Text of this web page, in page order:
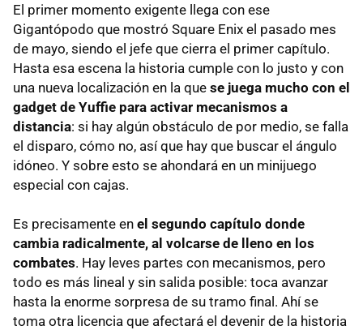
El primer momento exigente llega con ese
Gigantópodo que mostró Square Enix el pasado mes
de mayo, siendo el jefe que cierra el primer capítulo.
Hasta esa escena la historia cumple con lo justo y con
una nueva localización en la que se juega mucho con el
gadget de Yuffie para activar mecanismos a
distancia: si hay algún obstáculo de por medio, se falla
el disparo, cómo no, así que hay que buscar el ángulo
idóneo. Y sobre esto se ahondará en un minijuego
especial con cajas.
Es precisamente en el segundo capítulo donde
cambia radicalmente, al volcarse de lleno en los
combates. Hay leves partes con mecanismos, pero
todo es más lineal y sin salida posible: toca avanzar
hasta la enorme sorpresa de su tramo final. Ahí se
toma otra licencia que afectará el devenir de la historia